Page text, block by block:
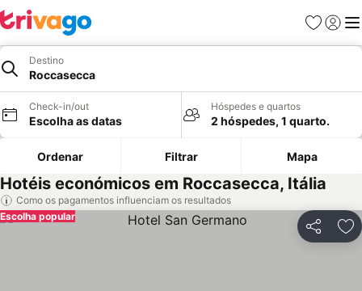
Favoritos
Iniciar
Destino
Roccasecca
Check-in/out
Escolha as datas
Hóspedes e quartos
2 hóspedes, 1 quarto.
Ordenar Filtrar Mapa
Hotéis económicos em Roccasecca, Itália
Como os pagamentos influenciam os resultados
Partilhar
Escolha popular